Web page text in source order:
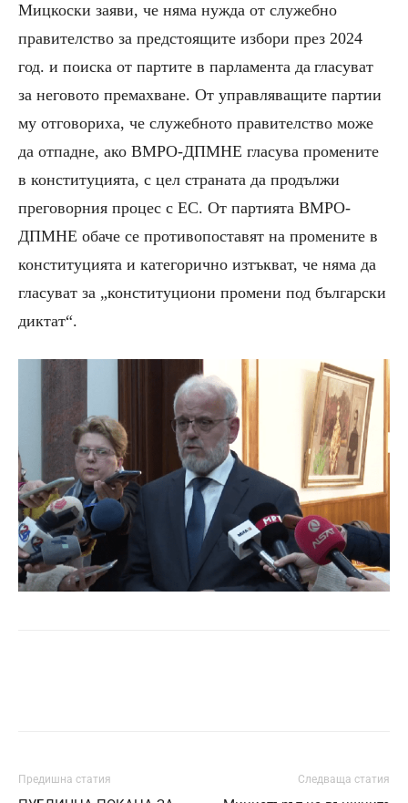
Мицкоски заяви, че няма нужда от служебно
правителство за предстоящите избори през 2024
год. и поиска от партите в парламента да гласуват
за неговото премахване. От управляващите партии
му отговориха, че служебното правителство може
да отпадне, ако ВМРО-ДПМНЕ гласува промените
в конституцията, с цел страната да продължи
преговорния процес с ЕС. От партията ВМРО-
ДПМНЕ обаче се противопоставят на промените в
конституцията и категорично изтъкват, че няма да
гласуват за „конституциони промени под български
диктат“.
Предишна статия Следваща статия